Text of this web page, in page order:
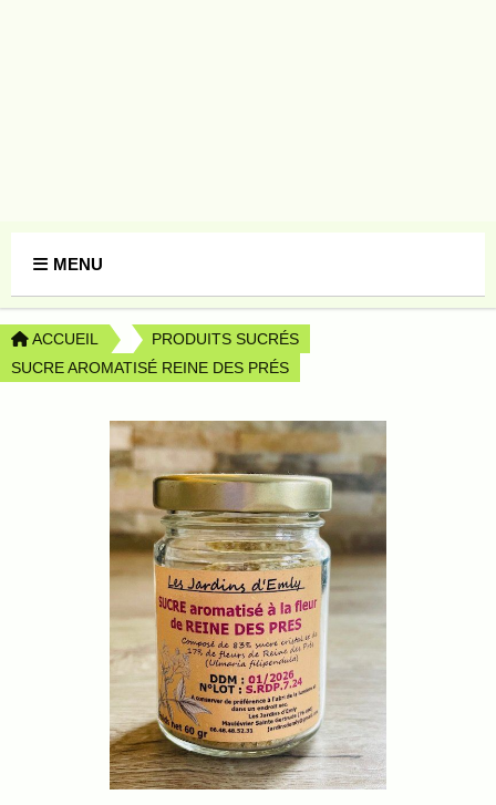
MENU
ACCUEIL
PRODUITS SUCRÉS
SUCRE AROMATISÉ REINE DES PRÉS